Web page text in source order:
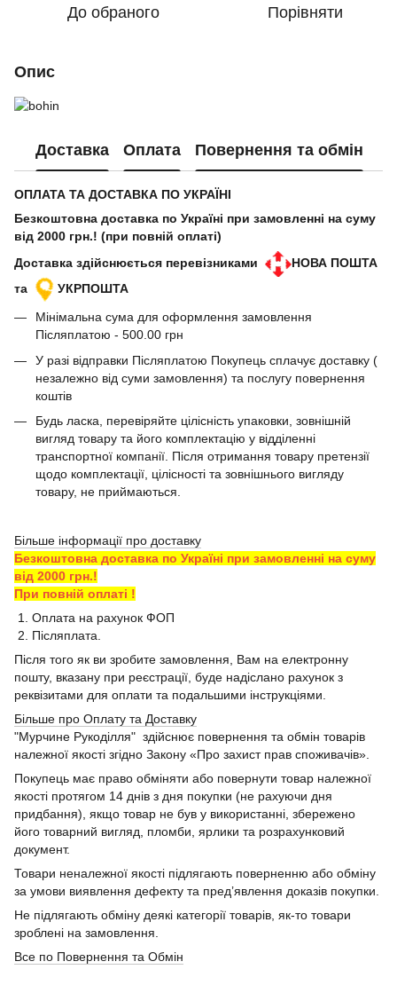
До обраного Порівняти
Опис
Доставка Оплата Повернення та обмін
ОПЛАТА ТА ДОСТАВКА ПО УКРАЇНІ
Безкоштовна доставка по Україні при замовленні на суму
від 2000 грн.! (при повній оплаті)
Доставка здійснюється перевізниками
НОВА ПОШТА
та
УКРПОШТА
Мінімальна сума для оформлення замовлення
Післяплатою - 500.00 грн
У разі відправки Післяплатою Покупець сплачує доставку (
незалежно від суми замовлення) та послугу повернення
коштів
Будь ласка, перевіряйте цілісність упаковки, зовнішній
вигляд товару та його комплектацію у відділенні
транспортної компанії. Після отримання товару претензії
щодо комплектації, цілісності та зовнішнього вигляду
товару, не приймаються.
Більше інформації про доставку
Безкоштовна доставка по Україні при замовленні на суму
від 2000 грн.!
При повній оплаті !
1. Оплата на рахунок ФОП
2. Післяплата.
Після того як ви зробите замовлення, Вам на електронну
пошту, вказану при реєстрації, буде надіслано рахунок з
реквізитами для оплати та подальшими інструкціями.
Більше про Оплату та Доставку
"Мурчине Рукоділля" здійснює повернення та обмін товарів
належної якості згідно Закону «Про захист прав споживачів».
Покупець має право обміняти або повернути товар належної
якості протягом 14 днів з дня покупки (не рахуючи дня
придбання), якщо товар не був у використанні, збережено
його товарний вигляд, пломби, ярлики та розрахунковий
документ.
Товари неналежної якості підлягають поверненню або обміну
за умови виявлення дефекту та пред’явлення доказів покупки.
Не підлягають обміну деякі категорії товарів, як-то товари
зроблені на замовлення.
Все по Повернення та Обмін